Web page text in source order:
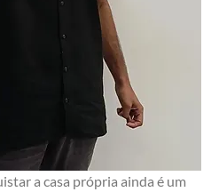
a casa própria ainda é um